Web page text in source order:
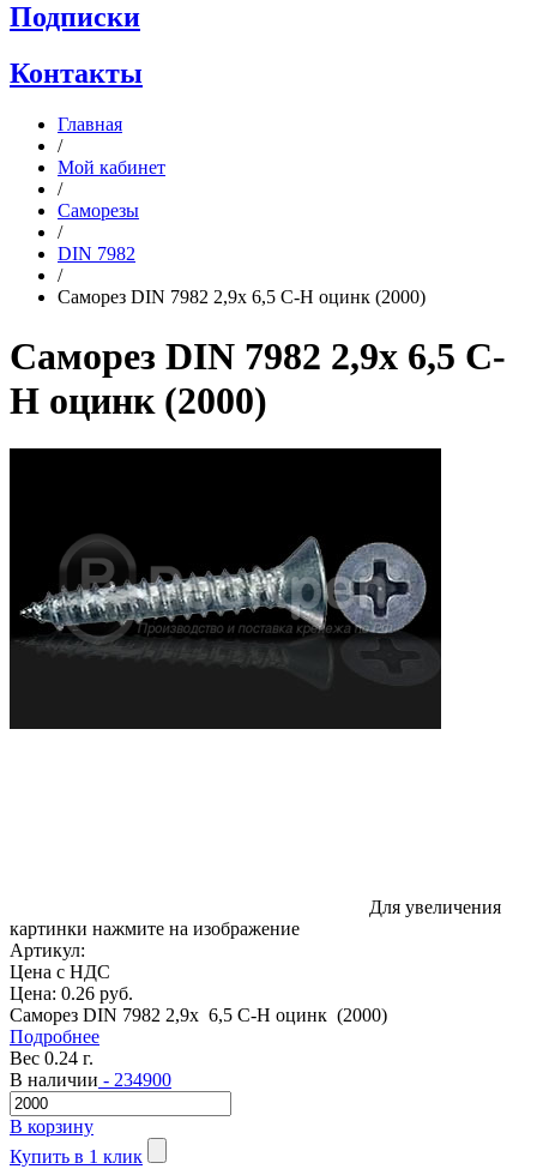
Подписки
Контакты
Главная
/
Мой кабинет
/
Саморезы
/
DIN 7982
/
Саморез DIN 7982 2,9x 6,5 C-H оцинк (2000)
Саморез DIN 7982 2,9x 6,5 C-
H оцинк (2000)
Для увеличения
картинки нажмите на изображение
Артикул:
Цена с НДС
Цена: 0.26 руб.
Саморез DIN 7982 2,9x 6,5 C-H оцинк (2000)
Подробнее
Вес 0.24 г.
В наличии - 234900
В корзину
Купить в 1 клик